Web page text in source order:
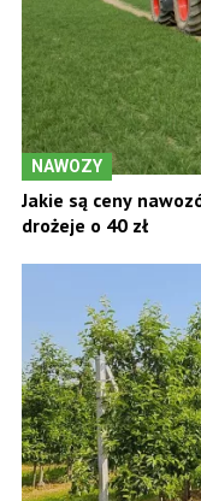
NAWOZY
Jakie są ceny
drożeje o 40 zł